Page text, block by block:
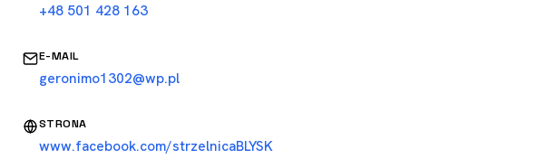
+48 501 428 163
E-MAIL
geronimo1302@wp.pl
STRONA
www.facebook.com/strzelnicaBLYSK